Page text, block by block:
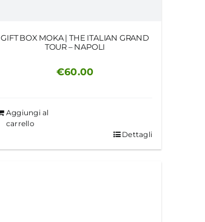
GIFT BOX MOKA | THE ITALIAN GRAND
TOUR – NAPOLI
€60.00
Aggiungi al
carrello
Dettagli